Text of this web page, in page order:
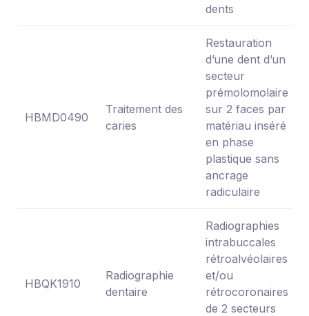
dents
HBMD0490
Traitement des
caries
Restauration
d’une dent d’un
secteur
prémolomolaire
sur 2 faces par
matériau inséré
en phase
plastique sans
ancrage
radiculaire
HBQK1910
Radiographie
dentaire
Radiographies
intrabuccales
rétroalvéolaires
et/ou
rétrocoronaires
de 2 secteurs